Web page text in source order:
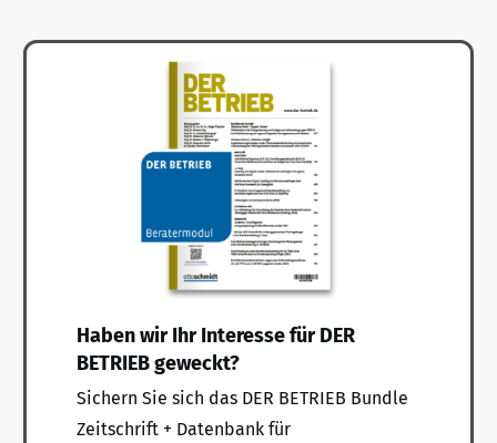
Haben wir Ihr Interesse für DER
BETRIEB geweckt?
Sichern Sie sich das DER BETRIEB Bundle
Zeitschrift + Datenbank für